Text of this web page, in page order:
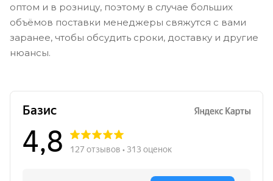
оптом и в розницу, поэтому в случае больших
объёмов поставки менеджеры свяжутся с вами
заранее, чтобы обсудить сроки, доставку и другие
нюансы.